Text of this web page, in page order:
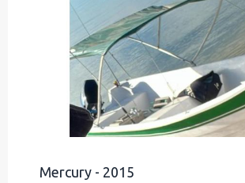
Mercury - 2015